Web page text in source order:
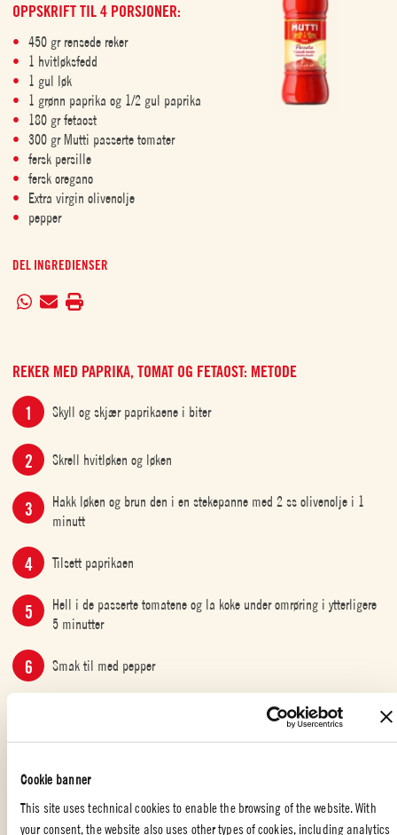
Cookie banner
This site uses technical cookies to enable the browsing of the website. With
your consent, the website also uses other types of cookies, including analytics
OPPSKRIFT TIL 4 PORSJONER:
450 gr rensede reker
1 hvitløksfedd
1 gul løk
1 grønn paprika og 1/2 gul paprika
180 gr fetaost
300 gr Mutti passerte tomater
fersk persille
fersk oregano
Extra virgin olivenolje
pepper
DEL INGREDIENSER
REKER MED PAPRIKA, TOMAT OG FETAOST: METODE
Skyll og skjær paprikaene i biter
Skrell hvitløken og løken
Hakk løken og brun den i en stekepanne med 2 ss olivenolje i 1
minutt
Tilsett paprikaen
Hell i de passerte tomatene og la koke under omrøring i ytterligere
5 minutter
Smak til med pepper
Hell det oppi fire små ovnsformer (eller én stor), hell over fetaost
på hver porsjon og stek i ovnen på 200 °C i ca 10–15 minutter